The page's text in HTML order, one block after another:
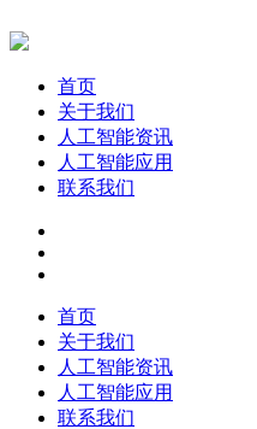
首页
关于我们
人工智能资讯
人工智能应用
联系我们
首页
关于我们
人工智能资讯
人工智能应用
联系我们